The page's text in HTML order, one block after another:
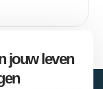
jouw leven